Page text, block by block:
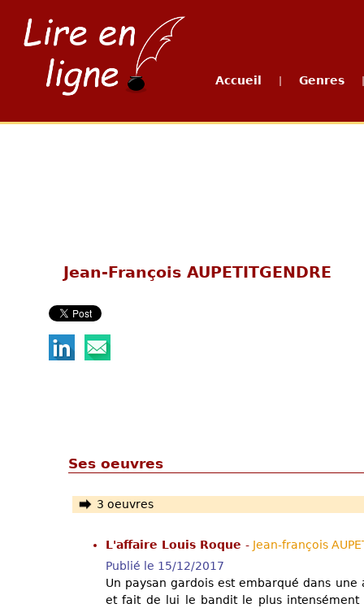
Accueil Genres
Jean-François AUPETITGENDRE
Ses oeuvres
3 oeuvres
L'affaire Louis Roque - Jean-françois
Publié le 15/12/2017
Un paysan gardois est embarqué dans
et fait de lui le bandit le plus intensément